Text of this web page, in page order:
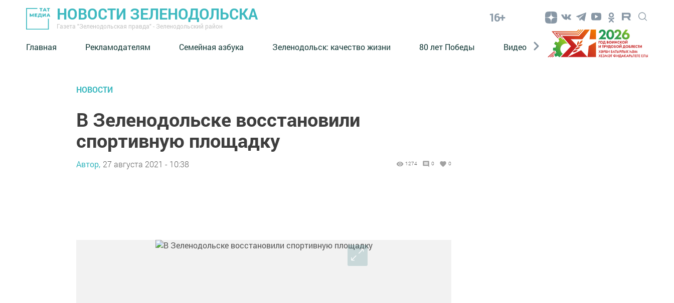
НОВОСТИ ЗЕЛЕНОДОЛЬСКА
Газета "Зеленодольская правда" - Зеленодольский район
16+
Главная Рекламодателям Семейная азбука ⁠Зеленодольск: качество жизни 80 лет Победы Видео Конкурсы ЭтноДети
НОВОСТИ
В Зеленодольске восстановили
спортивную площадку
Автор, 27 августа 2021 - 10:38 1274 0 0